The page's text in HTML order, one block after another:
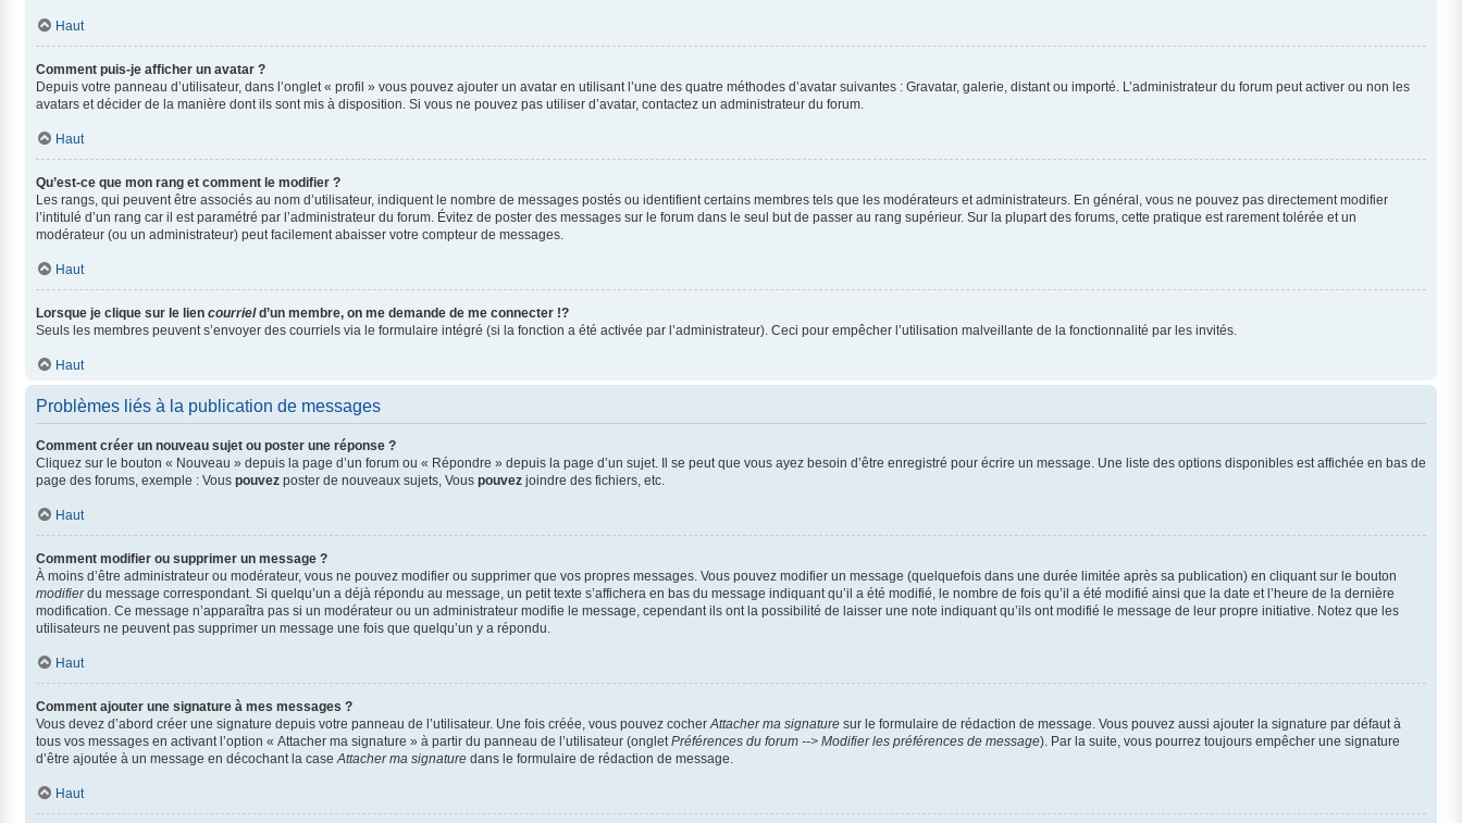
Haut
Comment puis-je afficher un avatar ?
Depuis votre panneau d’utilisateur, dans l’onglet « profil » vous pouvez ajouter un avatar en utilisant l’une des quatre méthodes d’avatar suivantes : Gravatar, galerie, distant ou importé. L’administrateur du forum peut activer ou non les
avatars et décider de la manière dont ils sont mis à disposition. Si vous ne pouvez pas utiliser d’avatar, contactez un administrateur du forum.
Haut
Qu’est-ce que mon rang et comment le modifier ?
Les rangs, qui peuvent être associés au nom d’utilisateur, indiquent le nombre de messages postés ou identifient certains membres tels que les modérateurs et administrateurs. En général, vous ne pouvez pas directement modifier
l’intitulé d’un rang car il est paramétré par l’administrateur du forum. Évitez de poster des messages sur le forum dans le seul but de passer au rang supérieur. Sur la plupart des forums, cette pratique est rarement tolérée et un
modérateur (ou un administrateur) peut facilement abaisser votre compteur de messages.
Haut
Lorsque je clique sur le lien courrield’un membre, on me demande de me connecter !?
Seuls les membres peuvent s’envoyer des courriels via le formulaire intégré (si la fonction a été activée par l’administrateur). Ceci pour empêcher l’utilisation malveillante de la fonctionnalité par les invités.
Haut
Problèmes liés à la publication de messages
Comment créer un nouveau sujet ou poster une réponse ?
Cliquez sur le bouton « Nouveau » depuis la page d’un forum ou « Répondre » depuis la page d’un sujet. Il se peut que vous ayez besoin d’être enregistré pour écrire un message. Une liste des options disponibles est affichée en bas de
page des forums, exemple : Vous pouvez poster de nouveaux sujets, Vous pouvez joindre des fichiers, etc.
Haut
Comment modifier ou supprimer un message ?
À moins d’être administrateur ou modérateur, vous ne pouvez modifier ou supprimer que vos propres messages. Vous pouvez modifier un message (quelquefois dans une durée limitée après sa publication) en cliquant sur le bouton
modifierdu message correspondant. Si quelqu’un a déjà répondu au message, un petit texte s’affichera en bas du message indiquant qu’il a été modifié, le nombre de fois qu’il a été modifié ainsi que la date et l’heure de la dernière
modification. Ce message n’apparaîtra pas si un modérateur ou un administrateur modifie le message, cependant ils ont la possibilité de laisser une note indiquant qu’ils ont modifié le message de leur propre initiative. Notez que les
utilisateurs ne peuvent pas supprimer un message une fois que quelqu’un y a répondu.
Haut
Comment ajouter une signature à mes messages ?
Vous devez d’abord créer une signature depuis votre panneau de l’utilisateur. Une fois créée, vous pouvez cocherAttacher ma signature sur le formulaire de rédaction de message. Vous pouvez aussi ajouter la signature par défaut à
tous vos messages en activant l’option « Attacher ma signature » à partir du panneau de l’utilisateur (ongletPréférences du forum --> Modifier les préférences de message). Par la suite, vous pourrez toujours empêcher une signature
d’être ajoutée à un message en décochant la caseAttacher ma signature dans le formulaire de rédaction de message.
Haut